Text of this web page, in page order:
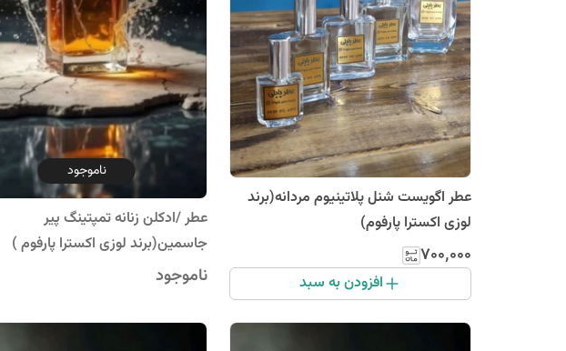
عطر اگویست شنل پلاتینیوم مردانه(برند
لوزی اکسترا پارفوم)
۷۰۰٬۰۰۰
افزودن به سبد
ناموجود
عطر /ادکلن زنانه تمپتینگ پیر
جاسمین(برند لوزی اکسترا پارفوم )
ناموجود